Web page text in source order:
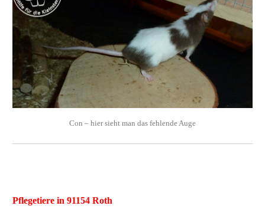
Con – hier sieht man das fehlende Auge
Pflegetiere in 91154 Roth